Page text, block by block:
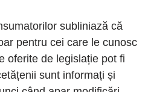
subliniază că
pentru cei care le cunosc
oferite de legislație pot fi
sunt informați și